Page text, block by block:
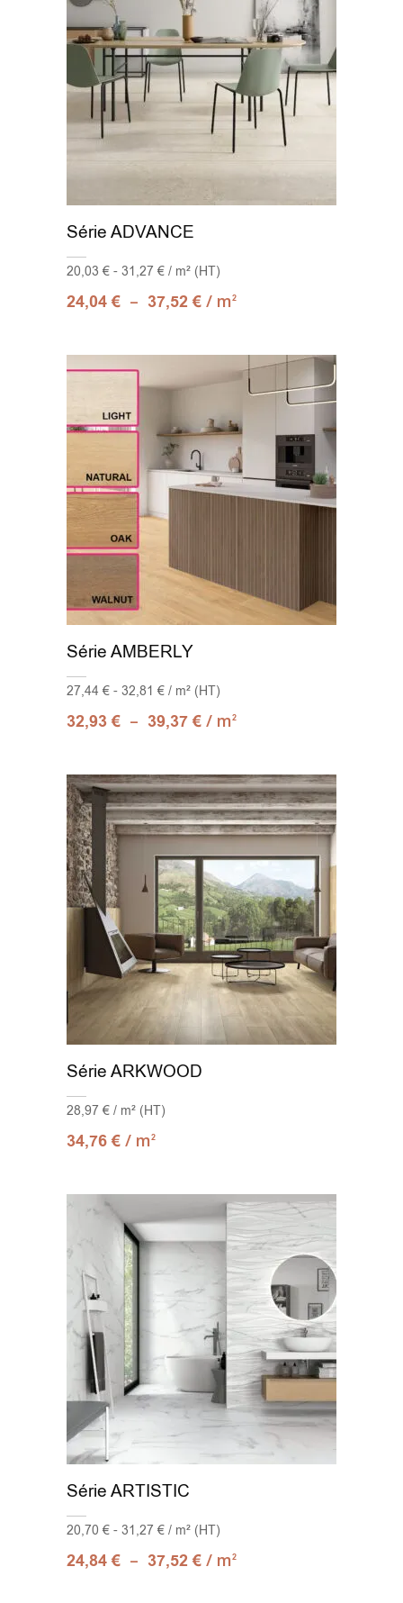
Série ADVANCE
20,03 € - 31,27 € / m² (HT)
24,04€ – 37,52€ / m2
Série AMBERLY
27,44 € - 32,81 € / m² (HT)
32,93€ – 39,37€ / m2
Série ARKWOOD
28,97 € / m² (HT)
34,76€ / m2
Série ARTISTIC
20,70 € - 31,27 € / m² (HT)
24,84€ – 37,52€ / m2